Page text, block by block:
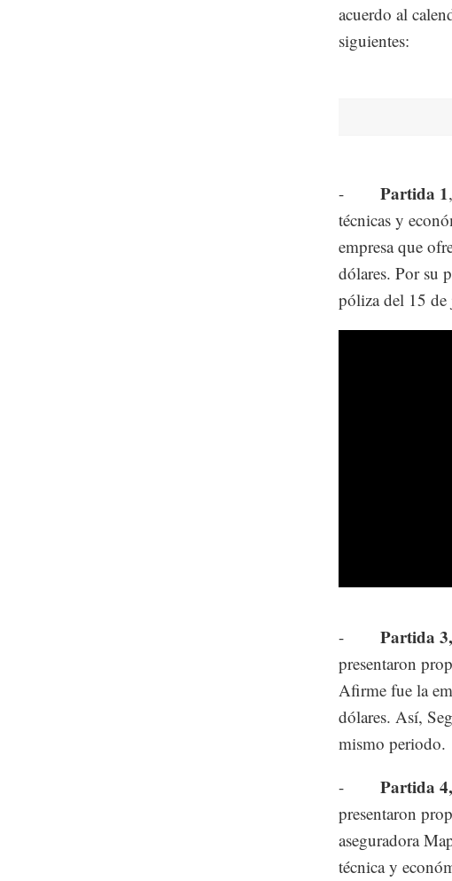
acuerdo al
siguientes:
- Partida 1
técnicas y
empresa que
dólares. Por su
póliza del 15
- Partida 3,
presentaron
Afirme fue la
dólares. Así,
mismo periodo.
- Partida 4,
presentaron
aseguradora
técnica y